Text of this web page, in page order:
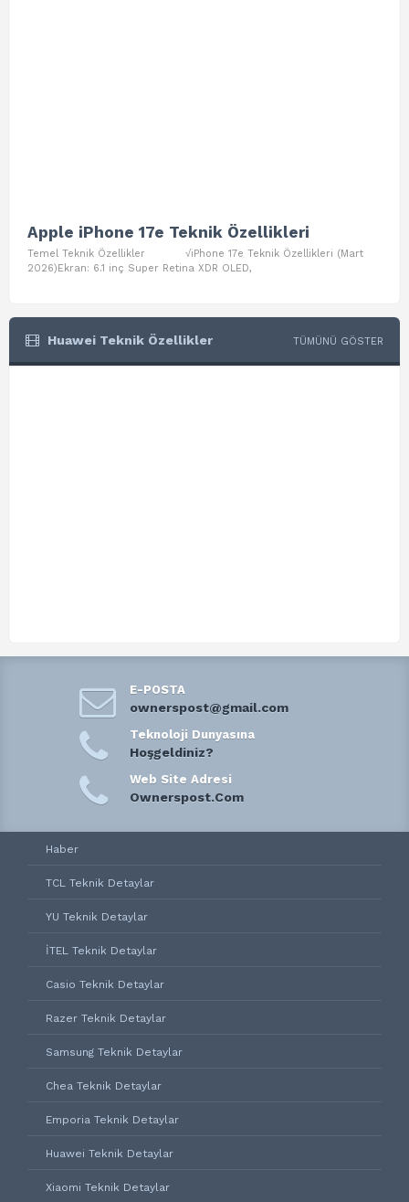
Apple iPhone 17e Teknik Özellikleri
Temel Teknik Özellikler √iPhone 17e Teknik Özellikleri (Mart
2026)Ekran: 6.1 inç Super Retina XDR OLED,
Huawei Teknik Özellikler TÜMÜNÜ GÖSTER
E-POSTA
ownerspost@gmail.com
Teknoloji Dunyasına
Hoşgeldiniz?
Web Site Adresi
Ownerspost.Com
Haber
TCL Teknik Detaylar
YU Teknik Detaylar
İTEL Teknik Detaylar
Casio Teknik Detaylar
Razer Teknik Detaylar
Samsung Teknik Detaylar
Chea Teknik Detaylar
Emporia Teknik Detaylar
Huawei Teknik Detaylar
Xiaomi Teknik Detaylar